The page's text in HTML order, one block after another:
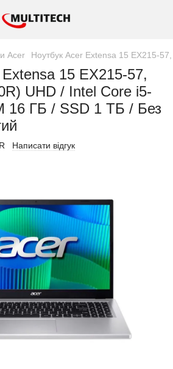
Acer Ноутбук Acer Extensa 15 EX215-
15 EX215-57,
UHD / Intel Core i5-
16 ГБ / SSD 1 ТБ / Без
Написати відгук